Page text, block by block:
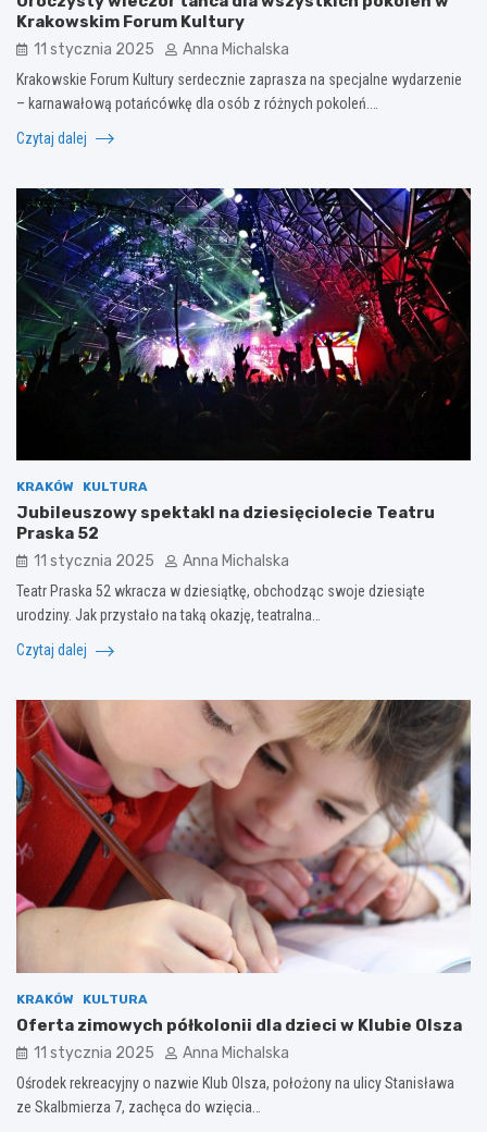
Krakowskim Forum Kultury
11 stycznia 2025 Anna Michalska
Krakowskie Forum Kultury serdecznie zaprasza na specjalne wydarzenie
– karnawałową potańcówkę dla osób z różnych pokoleń.…
Czytaj dalej
KRAKÓW KULTURA
Jubileuszowy spektakl na dziesięciolecie Teatru
Praska 52
11 stycznia 2025 Anna Michalska
Teatr Praska 52 wkracza w dziesiątkę, obchodząc swoje dziesiąte
urodziny. Jak przystało na taką okazję, teatralna…
Czytaj dalej
KRAKÓW KULTURA
Oferta zimowych półkolonii dla dzieci w Klubie Olsza
11 stycznia 2025 Anna Michalska
Ośrodek rekreacyjny o nazwie Klub Olsza, położony na ulicy Stanisława
ze Skalbmierza 7, zachęca do wzięcia…